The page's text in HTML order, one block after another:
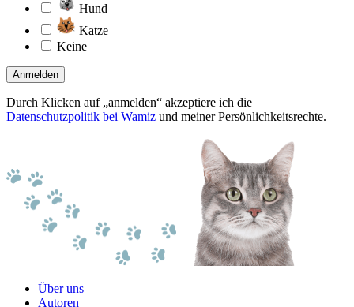
Hund
Katze
Keine
Anmelden
Durch Klicken auf „anmelden“ akzeptiere ich die
Datenschutzpolitik bei Wamiz und meiner Persönlichkeitsrechte.
Über uns
Autoren